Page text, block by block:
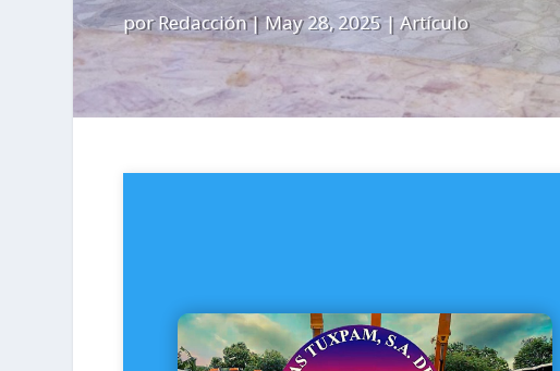
porRedacción|May 28, 2025|Artículo